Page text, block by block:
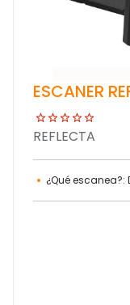
ESCANER
REFLECTA
¿Qué